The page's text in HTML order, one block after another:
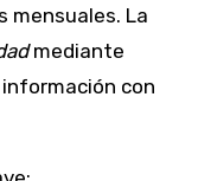
mensuales. La
mediante
con